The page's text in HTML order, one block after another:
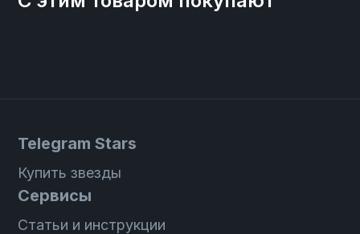
Telegram Stars
Купить звезды
Сервисы
Статьи и инструкции